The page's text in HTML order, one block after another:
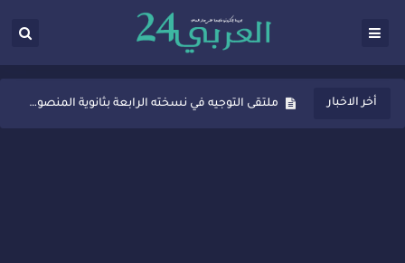
أخر الاخبار
ثانوية المنصور الذهبي بسيدي قاسم تُعزّز ثقافة التوجيه المدرسي بمبادرة نوعية تجمع بين التفاعل والتكريم
ملتقى التوجيه في نسخته الرابعة بثانوية المنصور الذهبي بسيدي قاسم